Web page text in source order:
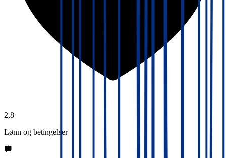
2,8
Lønn og betingelser